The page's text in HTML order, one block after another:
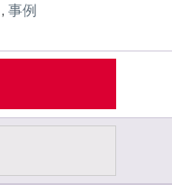
, 事例